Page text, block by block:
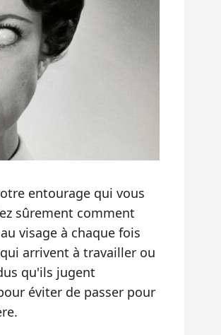
entourage qui vous
sûrement comment
visage à chaque fois
arrivent à travailler ou
qu'ils jugent
éviter de passer pour